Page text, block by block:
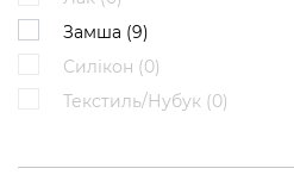
Замша (9)
Силікон (0)
Текстиль/Нубук (0)